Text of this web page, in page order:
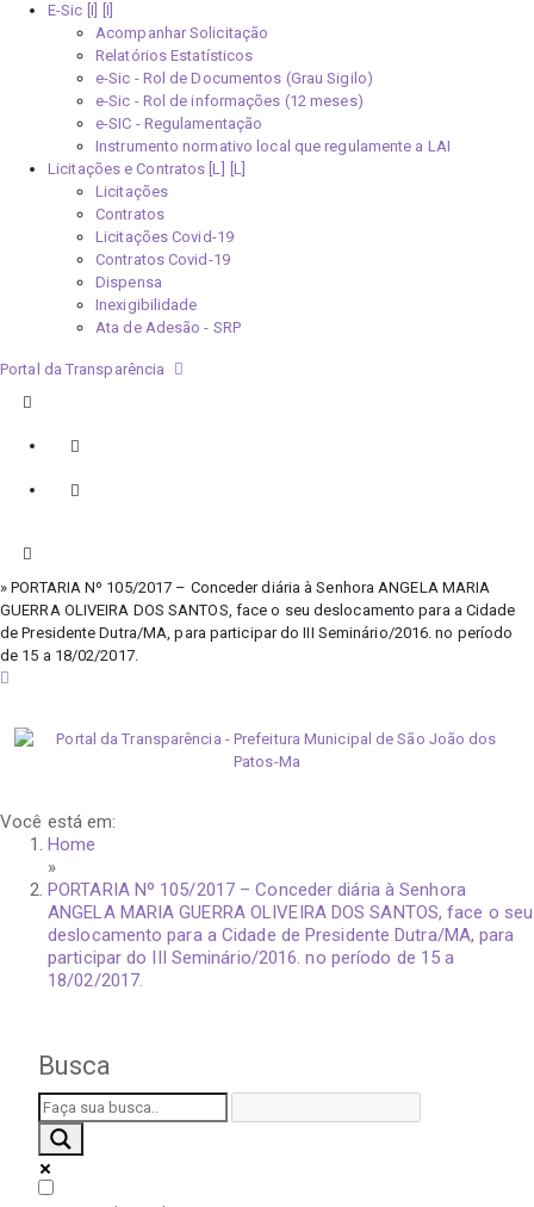
E-Sic [I]
Acompanhar Solicitação
Relatórios Estatísticos
e-Sic - Rol de Documentos (Grau Sigilo)
e-Sic - Rol de informações (12 meses)
e-SIC - Regulamentação
Instrumento normativo local que regulamente a LAI
Licitações e Contratos [L]
Licitações
Contratos
Licitações Covid-19
Contratos Covid-19
Dispensa
Inexigibilidade
Ata de Adesão - SRP
Portal da Transparência
» PORTARIA Nº 105/2017 – Conceder diária à Senhora ANGELA MARIA
GUERRA OLIVEIRA DOS SANTOS, face o seu deslocamento para a Cidade
de Presidente Dutra/MA, para participar do III Seminário/2016. no período
de 15 a 18/02/2017.
Você está em:
Home
»
PORTARIA Nº 105/2017 – Conceder diária à Senhora
ANGELA MARIA GUERRA OLIVEIRA DOS SANTOS, face o seu
deslocamento para a Cidade de Presidente Dutra/MA, para
participar do III Seminário/2016. no período de 15 a
18/02/2017.
Busca